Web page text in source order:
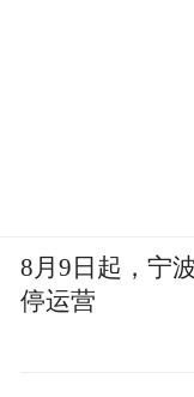
8月9日起，宁
停运营